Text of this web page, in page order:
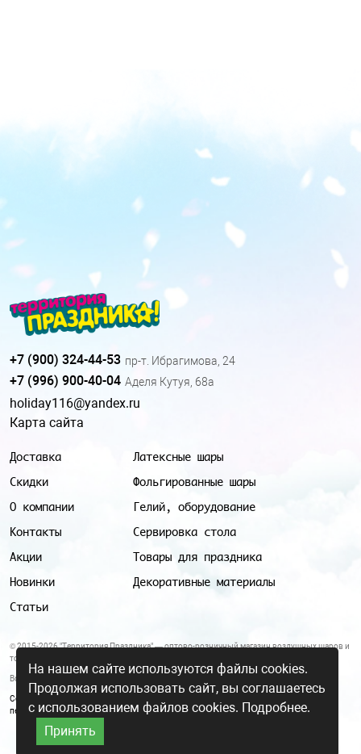
Доставка
Скидки
О компании
Контакты
Акции
Новинки
Статьи
Латексные шары
Фольгированные шары
Гелий, оборудование
Сервировка стола
Товары для праздника
Декоративные материалы
+7 (900) 324-44-53 пр-т. Ибрагимова, 24
+7 (996) 900-40-04 Аделя Кутуя, 68а
holiday116@yandex.ru
Карта сайта
© 2015-2026 "Территория Праздника" — оптово-розничный магазин воздушных шаров и
товаров для праздника.
Все цены и условия, указанные на данном сайте, не являются публичной офертой.
Согласие на обработку персональных данных
персональных данных
На нашем сайте используются файлы cookies.
Продолжая использовать сайт, вы соглашаетесь
с использованием файлов cookies. Подробнее.
Принять